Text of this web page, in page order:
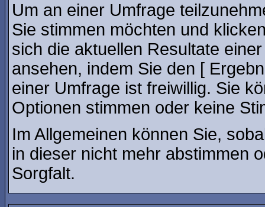
Um an einer Umfrage
Sie stimmen möchten und
sich die aktuellen Resultate
ansehen, indem Sie den [
einer Umfrage ist freiwillig. Sie
Optionen stimmen oder keine
Im Allgemeinen können Sie,
in dieser nicht mehr abstimmen
Sorgfalt.